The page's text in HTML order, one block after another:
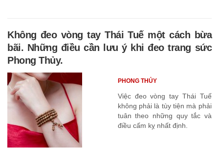
Không đeo vòng tay Thái Tuế một cách bừa
bãi. Những điều cần lưu ý khi đeo trang sức
Phong Thủy.
Việc đeo vòng tay Thái Tuế
không phải là tùy tiện mà phải
tuân theo những quy tắc và
điều cấm kỵ nhất định.
PHONG THỦY